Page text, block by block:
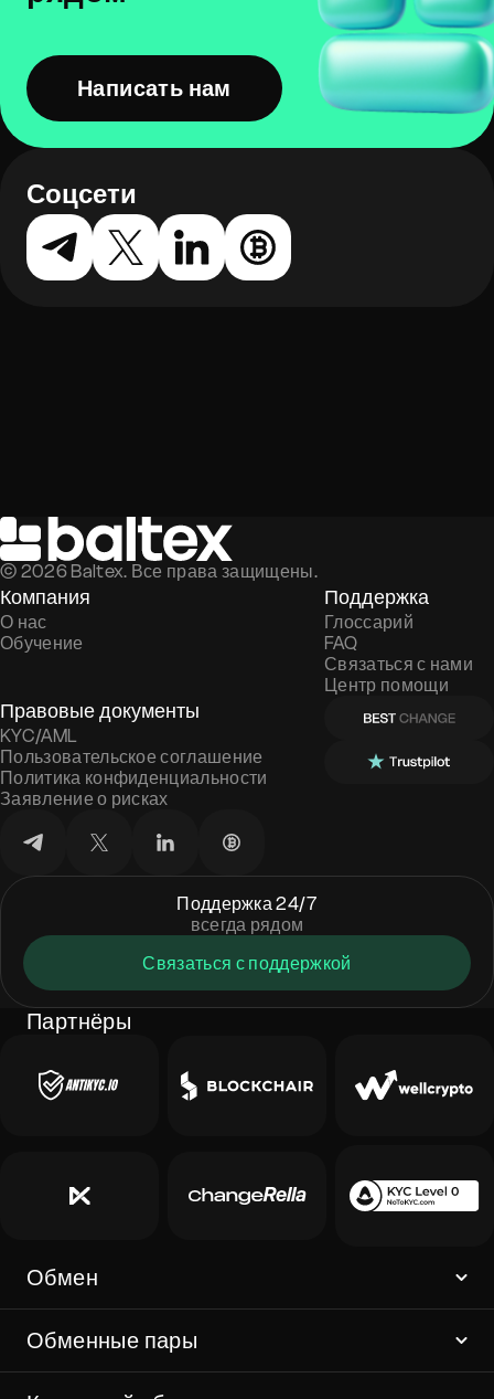
Написать нам
Соцсети
© 2026 Baltex. Все права защищены.
Компания
О нас
Обучение
Поддержка
Глоссарий
FAQ
Связаться с нами
Центр помощи
Правовые документы
KYC/AML
Пользовательское соглашение
Политика конфиденциальности
Заявление о рисках
Поддержка 24/7
всегда рядом
Связаться с поддержкой
Партнёры
Обмен
Обменные пары